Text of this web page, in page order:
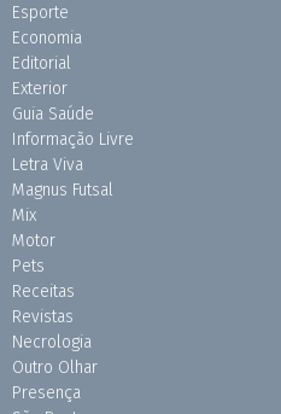
Esporte
Economia
Editorial
Exterior
Guia Saúde
Informação Livre
Letra Viva
Magnus Futsal
Mix
Motor
Pets
Receitas
Revistas
Necrologia
Outro Olhar
Presença